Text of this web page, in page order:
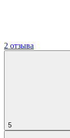
2 отзыва
5